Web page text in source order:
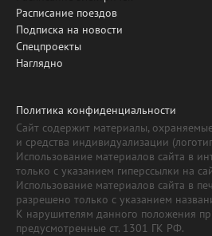
Расписание поездов
Подписка на новости
Спецпроекты
Наглядно
Политика конфиденциальности
Сайт содержит материалы,
и средства индивидуализации
Использование материалов сайта в
только с указанием гиперссылки на
Использование материалов сайта в
разрешено только с указанием
К нарушителям данного положения
предусмотренные ст. 1301 ГК РФ.